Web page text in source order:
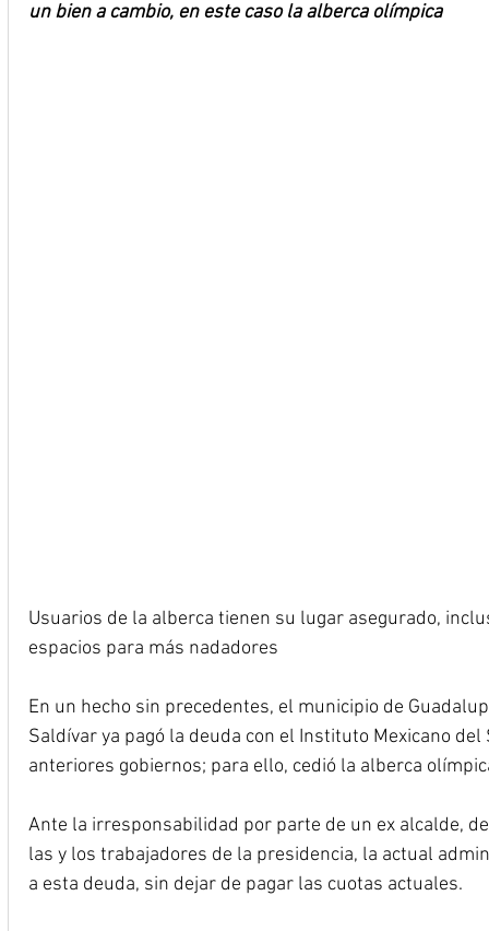
un bien a cambio, en este caso la alberca olímpica
Usuarios de la alberca tienen su lugar asegurado,
espacios para más nadadores
En un hecho sin precedentes, el municipio de
Saldívar ya pagó la deuda con el Instituto Mexicano
anteriores gobiernos; para ello, cedió la alberca
Ante la irresponsabilidad por parte de un ex alcalde,
las y los trabajadores de la presidencia, la actual
a esta deuda, sin dejar de pagar las cuotas actuales.